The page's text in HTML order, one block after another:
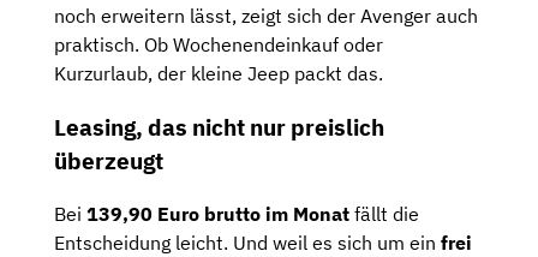
noch erweitern lässt, zeigt sich der Avenger auch
praktisch. Ob Wochenendeinkauf oder
Kurzurlaub, der kleine Jeep packt das.
Leasing, das nicht nur preislich
überzeugt
Bei 139,90 Euro brutto im Monat fällt die
Entscheidung leicht. Und weil es sich um ein frei